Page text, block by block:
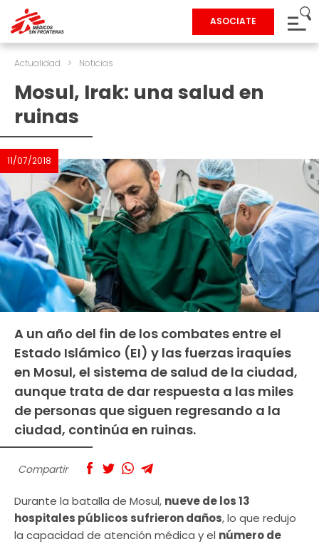
ASOCIATE
Actualidad > Noticias
Mosul, Irak: una salud en
ruinas
11/07/2018
A un año del fin de los combates entre el
Estado Islámico (EI) y las fuerzas iraquíes
en Mosul, el sistema de salud de la ciudad,
aunque trata de dar respuesta a las miles
de personas que siguen regresando a la
ciudad, continúa en ruinas.
Compartir
Durante la batalla de Mosul, nueve de los 13
hospitales públicos sufrieron daños, lo que redujo
la capacidad de atención médica y el número de